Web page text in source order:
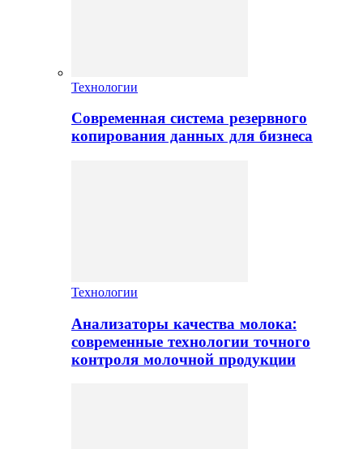
Технологии
Современная система резервного
копирования данных для бизнеса
Технологии
Анализаторы качества молока:
современные технологии точного
контроля молочной продукции